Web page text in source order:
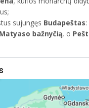
sujungęs Budapeštas
Matyaso bažnyčią, o